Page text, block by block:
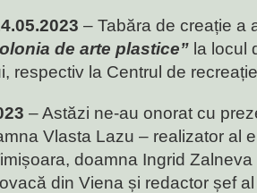
– Tabăra de creație a
de arte plastice”la locul
respectiv la Centrul de
– Astăzi ne-au onorat cu
Vlasta Lazu – realizator al
doamna Ingrid
din Viena și redactor șef